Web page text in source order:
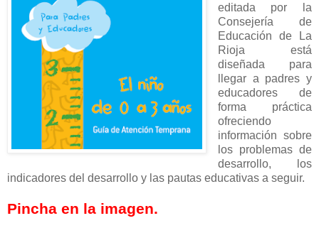
editada por la
Consejería de
Educación de La
Rioja está
diseñada para
llegar a padres y
educadores de
forma práctica
ofreciendo
información sobre
los problemas de
desarrollo, los
indicadores del desarrollo y las pautas educativas a seguir.
Pincha en la imagen.